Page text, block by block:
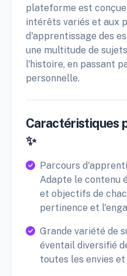
plateforme est
intérêts variés et aux
d'apprentissage des
une multitude de
l'histoire, en passant
personnelle.
Caractéristiques
✨
Parcours
Adapte le contenu
et objectifs de
pertinence et
Grande variété de
éventail diversifié
toutes les envies